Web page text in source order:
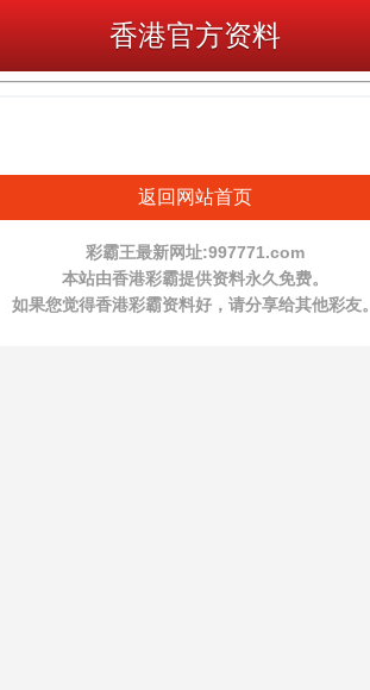
香港官方资料
返回网站首页
彩霸王最新网址:997771.com
本站由香港彩霸提供资料永久免费。
如果您觉得香港彩霸资料好，请分享给其他彩友。